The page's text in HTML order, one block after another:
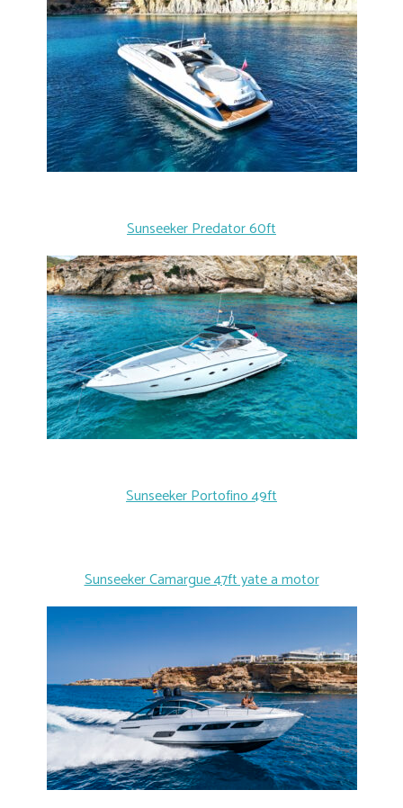
Sunseeker Predator 60ft
Sunseeker Portofino 49ft
Sunseeker Camargue 47ft yate a motor